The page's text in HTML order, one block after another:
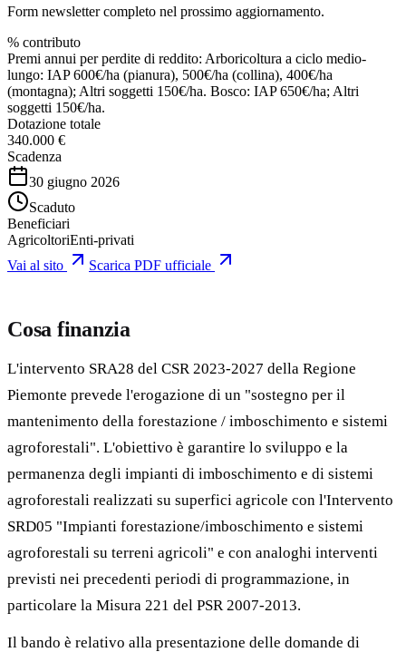
Form newsletter completo nel prossimo aggiornamento.
% contributo
Premi annui per perdite di reddito: Arboricoltura a ciclo medio-
lungo: IAP 600€/ha (pianura), 500€/ha (collina), 400€/ha
(montagna); Altri soggetti 150€/ha. Bosco: IAP 650€/ha; Altri
soggetti 150€/ha.
Dotazione totale
340.000 €
Scadenza
30 giugno 2026
Scaduto
Beneficiari
AgricoltoriEnti-privati
Vai al sito
Scarica PDF ufficiale
Cosa finanzia
L'intervento SRA28 del CSR 2023-2027 della Regione
Piemonte prevede l'erogazione di un "sostegno per il
mantenimento della forestazione / imboschimento e sistemi
agroforestali". L'obiettivo è garantire lo sviluppo e la
permanenza degli impianti di imboschimento e di sistemi
agroforestali realizzati su superfici agricole con l'Intervento
SRD05 "Impianti forestazione/imboschimento e sistemi
agroforestali su terreni agricoli" e con analoghi interventi
previsti nei precedenti periodi di programmazione, in
particolare la Misura 221 del PSR 2007-2013.
Il bando è relativo alla presentazione delle domande di